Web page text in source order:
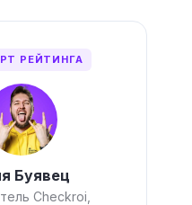
РЕЙТИНГА
Буявец
Checkroi,